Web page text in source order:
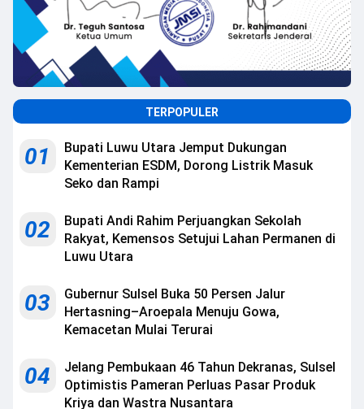
TERPOPULER
01
Bupati Luwu Utara Jemput Dukungan
Kementerian ESDM, Dorong Listrik Masuk
Seko dan Rampi
02
Bupati Andi Rahim Perjuangkan Sekolah
Rakyat, Kemensos Setujui Lahan Permanen di
Luwu Utara
03
Gubernur Sulsel Buka 50 Persen Jalur
Hertasning–Aroepala Menuju Gowa,
Kemacetan Mulai Terurai
04
Jelang Pembukaan 46 Tahun Dekranas, Sulsel
Optimistis Pameran Perluas Pasar Produk
Kriya dan Wastra Nusantara